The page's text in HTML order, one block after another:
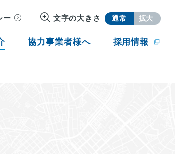
ー 文字の大きさ 通常 拡大
協力事業者様へ 採用情報